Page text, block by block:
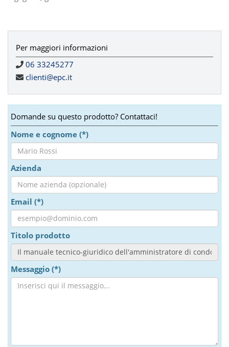
Per maggiori informazioni
06 33245277
clienti@epc.it
Domande su questo prodotto? Contattaci!
Nome e cognome (*)
Azienda
Email (*)
Titolo prodotto
Messaggio (*)